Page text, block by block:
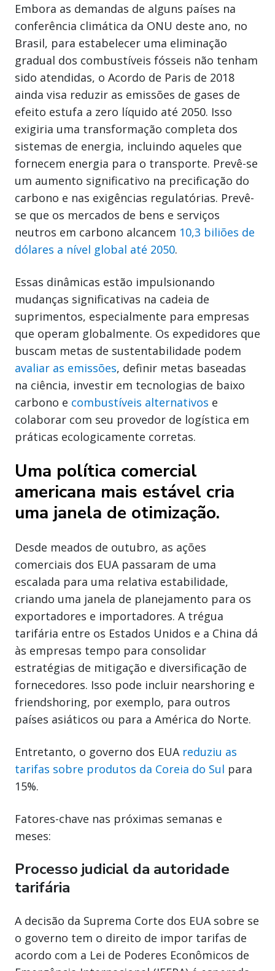
Embora as demandas de alguns países na
conferência climática da ONU deste ano, no
Brasil, para estabelecer uma eliminação
gradual dos combustíveis fósseis não tenham
sido atendidas, o Acordo de Paris de 2018
ainda visa reduzir as emissões de gases de
efeito estufa a zero líquido até 2050. Isso
exigiria uma transformação completa dos
sistemas de energia, incluindo aqueles que
fornecem energia para o transporte. Prevê-se
um aumento significativo na precificação do
carbono e nas exigências regulatórias. Prevê-
se que os mercados de bens e serviços
neutros em carbono alcancem 10,3 biliões de
dólares a nível global até 2050.
Essas dinâmicas estão impulsionando
mudanças significativas na cadeia de
suprimentos, especialmente para empresas
que operam globalmente. Os expedidores que
buscam metas de sustentabilidade podem
avaliar as emissões, definir metas baseadas
na ciência, investir em tecnologias de baixo
carbono e combustíveis alternativos e
colaborar com seu provedor de logística em
práticas ecologicamente corretas.
Uma política comercial
americana mais estável cria
uma janela de otimização.
Desde meados de outubro, as ações
comerciais dos EUA passaram de uma
escalada para uma relativa estabilidade,
criando uma janela de planejamento para os
exportadores e importadores. A trégua
tarifária entre os Estados Unidos e a China dá
às empresas tempo para consolidar
estratégias de mitigação e diversificação de
fornecedores. Isso pode incluir nearshoring e
friendshoring, por exemplo, para outros
países asiáticos ou para a América do Norte.
Entretanto, o governo dos EUA reduziu as
tarifas sobre produtos da Coreia do Sul para
15%.
Fatores-chave nas próximas semanas e
meses:
Processo judicial da autoridade
tarifária
A decisão da Suprema Corte dos EUA sobre se
o governo tem o direito de impor tarifas de
acordo com a Lei de Poderes Econômicos de